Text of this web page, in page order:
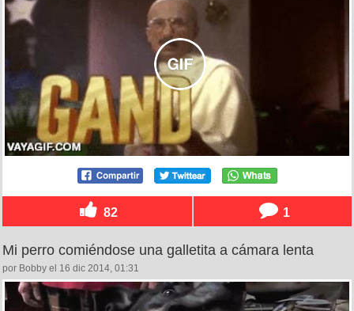
82 1
Mi perro comiéndose una galletita a cámara lenta
por Bobby el 16 dic 2014, 01:31